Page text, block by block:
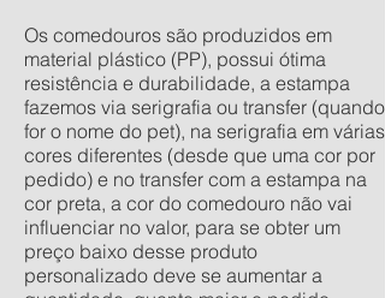
Os comedouros são produzidos em
material plástico (PP), possui ótima
resistência e durabilidade, a estampa
fazemos via serigrafia ou transfer (quando
for o nome do pet), na serigrafia em várias
cores diferentes (desde que uma cor por
pedido) e no transfer com a estampa na
cor preta, a cor do comedouro não vai
influenciar no valor, para se obter um
preço baixo desse produto
personalizado deve se aumentar a